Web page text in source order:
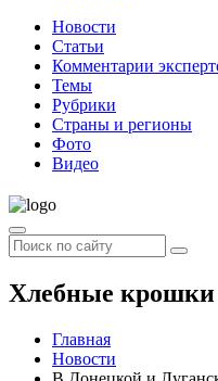
Новости
Статьи
Комментарии
Темы
Рубрики
Страны и регионы
Фото
Видео
Хлебные крошки
Главная
Новости